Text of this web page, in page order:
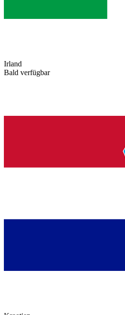
Irland
Bald verfügbar